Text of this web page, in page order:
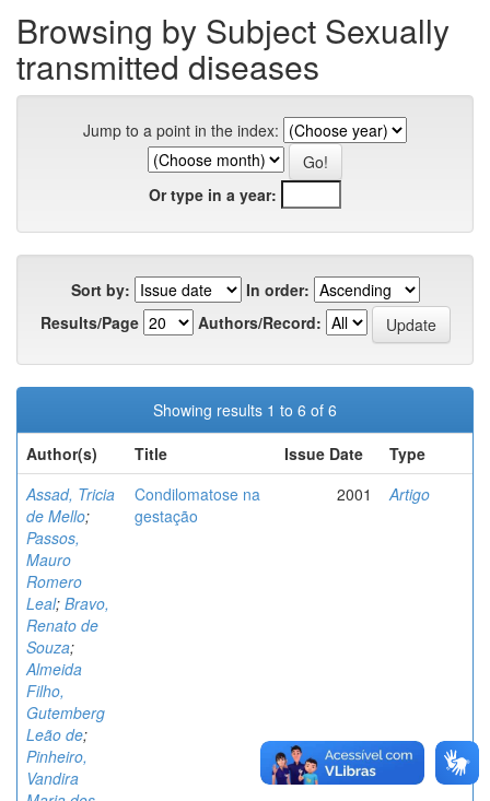
Browsing by Subject Sexually
transmitted diseases
Jump to a point in the index:
Or type in a year:
Sort by:
In order:
Results/Page
Authors/Record:
Showing results 1 to 6 of 6
Author(s)
Title Issue Date
Type
Assad, Tricia
de Mello;
Passos,
Mauro
Romero
Leal; Bravo,
Renato de
Souza;
Almeida
Filho,
Gutemberg
Leão de;
Pinheiro,
Vandira
Condilomatose na
gestação
2001 Artigo